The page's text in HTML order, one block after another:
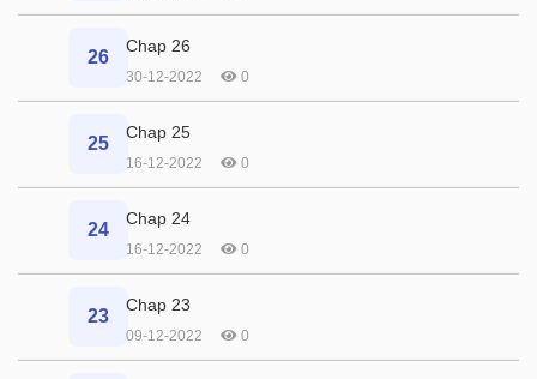
26
Chap 26
30-12-2022 0
25
Chap 25
16-12-2022 0
24
Chap 24
16-12-2022 0
23
Chap 23
09-12-2022 0